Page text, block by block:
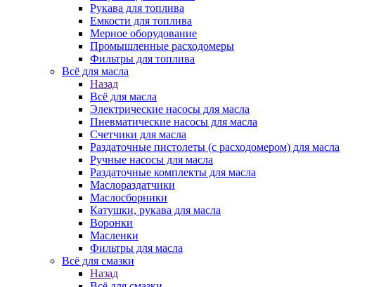
Рукава для топлива
Емкости для топлива
Мерное оборудование
Промышленные расходомеры
Фильтры для топлива
Всё для масла
Назад
Всё для масла
Электрические насосы для масла
Пневматические насосы для масла
Счетчики для масла
Раздаточные пистолеты (с расходомером) для масла
Ручные насосы для масла
Раздаточные комплекты для масла
Маслораздатчики
Маслосборники
Катушки, рукава для масла
Воронки
Масленки
Фильтры для масла
Всё для смазки
Назад